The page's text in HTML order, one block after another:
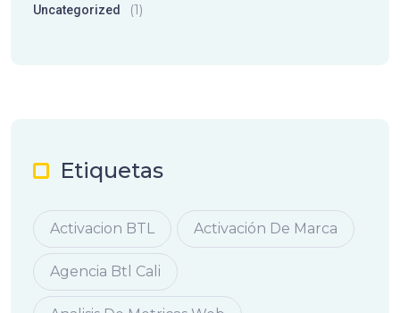
Uncategorized (1)
Etiquetas
Activacion BTL Activación De Marca
Agencia Btl Cali